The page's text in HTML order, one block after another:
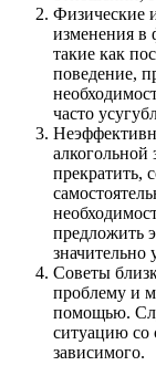
Физические
изменения в
такие как
поведение,
часто
алкогольной
прекратить,
предложить
значительно
Советы
проблему и
помощью.
ситуацию со
зависимого.